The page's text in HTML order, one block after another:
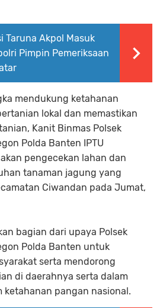
Taruna Akpol Masuk
Pimpin Pemeriksaan
mendukung ketahanan
lokal dan memastikan
Kanit Binmas Polsek
Polda Banten IPTU
pengecekan lahan dan
tanaman jagung yang
Ciwandan pada Jumat,
bagian dari upaya Polsek
Polda Banten untuk
serta mendorong
di daerahnya serta dalam
ketahanan pangan nasional.